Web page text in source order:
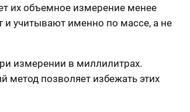
их объемное измерение менее
и учитывают именно по массе, а не
измерении в миллилитрах.
метод позволяет избежать этих